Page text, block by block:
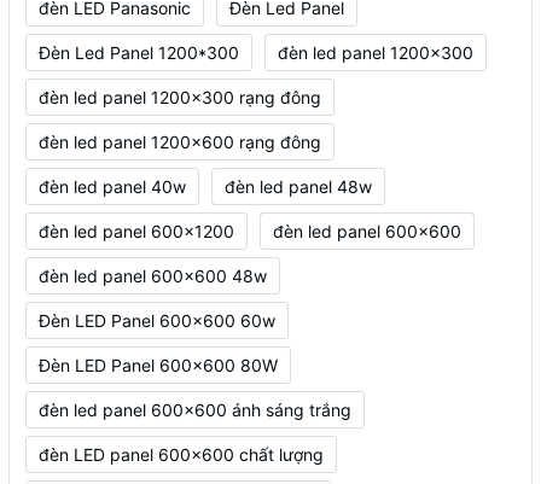
đèn LED Panasonic Đèn Led Panel
Đèn Led Panel 1200*300 đèn led panel 1200x300
đèn led panel 1200x300 rạng đông
đèn led panel 1200x600 rạng đông
đèn led panel 40w đèn led panel 48w
đèn led panel 600x1200 đèn led panel 600x600
đèn led panel 600x600 48w
Đèn LED Panel 600x600 60w
Đèn LED Panel 600x600 80W
đèn led panel 600x600 ánh sáng trắng
đèn LED panel 600x600 chất lượng